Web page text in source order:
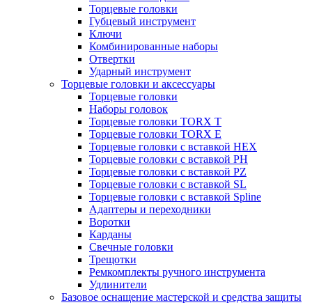
Торцевые головки
Губцевый инструмент
Ключи
Комбинированные наборы
Отвертки
Ударный инструмент
Торцевые головки и аксессуары
Торцевые головки
Наборы головок
Торцевые головки TORX T
Торцевые головки TORX Е
Торцевые головки с вставкой HEX
Торцевые головки с вставкой PH
Торцевые головки с вставкой PZ
Торцевые головки с вставкой SL
Торцевые головки с вставкой Spline
Адаптеры и переходники
Воротки
Карданы
Свечные головки
Трещотки
Ремкомплекты ручного инструмента
Удлинители
Базовое оснащение мастерской и средства защиты